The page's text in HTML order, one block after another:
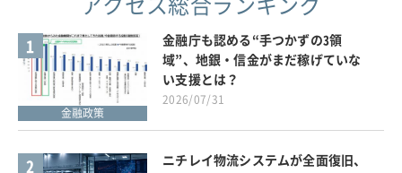
1
金融政策
金融庁も認める“手つかずの3領
域”、地銀・信金がまだ稼げていな
い支援とは？
2026/07/31
2
ニチレイ物流システムが全面復旧、